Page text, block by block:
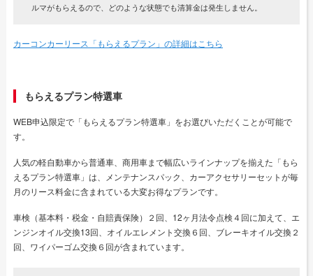
ルマがもらえるので、どのような状態でも清算金は発生しません。
カーコンカーリース「もらえるプラン」の詳細はこちら
もらえるプラン特選車
WEB申込限定で「もらえるプラン特選車」をお選びいただくことが可能で
す。
人気の軽自動車から普通車、商用車まで幅広いラインナップを揃えた「もら
えるプラン特選車」は、メンテナンスパック、カーアクセサリーセットが毎
月のリース料金に含まれている大変お得なプランです。
車検（基本料・税金・自賠責保険）２回、12ヶ月法令点検４回に加えて、エ
ンジンオイル交換13回、オイルエレメント交換６回、ブレーキオイル交換２
回、ワイパーゴム交換６回が含まれています。